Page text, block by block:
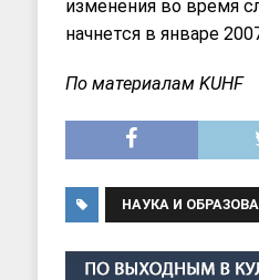
изменения во время
начнется в январе
По материалам KUHF
НАУКА И